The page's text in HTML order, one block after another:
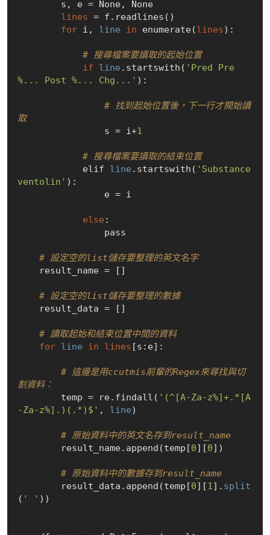
lines = f.readlines()
for i, line in enumerate(lines):
# 搜尋檔案要讀取的起始位置
if
line .startswith( 'Pred Pre
%... Post %... Chg...' ):
# 找到起始位置後，下一行才開始讀
取
                s = i+
1
# 搜尋檔案要讀取的結束位置
            elif
line .startswith( 'Substance
ventolin' ):
else :
# 設定空的list儲存要整理的英文名字
# 設定空的list儲存要整理的數據
# 讀取起始和結束位置中間的資料
for line in lines [s:e]:
# 這邊是用ccutmis前輩的Regex來尋找與切
割資料：
        temp = re.findall(
'(^[A-Za-z%]+.*[A
-Za-z%].)(.*)$' , line)
# 原始資料中的英文名存到result_name
        result_name.append(temp[
0][0])
# 原始資料中的數據存到result_name
        result_data.append(temp[
0][1]. split
( ' ' ))